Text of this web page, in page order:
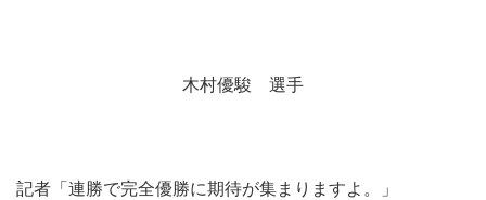
談
木村優駿 選手
記者「連勝で完全優勝に期待が集まりますよ。」